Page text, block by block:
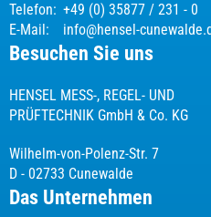
Telefon: +49 (0) 35877 / 231 - 0
E-Mail:
info@hensel-
Besuchen Sie uns
HENSEL MESS-, REGEL- UND
PRÜFTECHNIK GmbH & Co. KG
Wilhelm-von-Polenz-Str. 7
D - 02733 Cunewalde
Das Unternehmen